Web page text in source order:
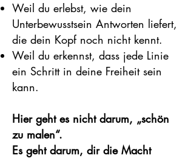
Weil du erlebst, wie dein
Unterbewusstsein Antworten liefert,
die dein Kopf noch nicht kennt.
Weil du erkennst, dass jede Linie
ein Schritt in deine Freiheit sein
kann.
Hier geht es nicht darum, „schön
zu malen“.
Es geht darum, dir die Macht